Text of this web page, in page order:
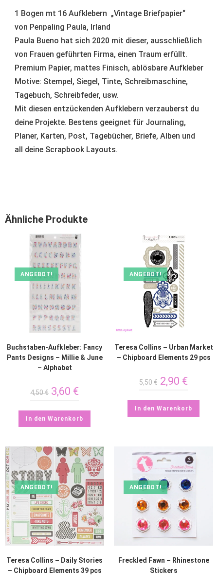
1 Bogen mt 16 Aufklebern „Vintage Briefpapier“
von Penpaling Paula, Irland
Paula Bueno hat sich 2020 mit dieser, ausschließlich
von Frauen geführten Firma, einen Traum erfüllt.
Premium Papier, mattes Finisch, ablösbare Aufkleber
Motive: Stempel, Siegel, Tinte, Schreibmaschine,
Tagebuch, Schreibfeder, usw.
Mit diesen entzückenden Aufklebern verzauberst du
deine Projekte. Bestens geeignet für Journaling,
Planer, Karten, Post, Tagebücher, Briefe, Alben und
all deine Scrapbook Layouts.
Ähnliche Produkte
ANGEBOT!
Buchstaben-Aufkleber: Fancy
Pants Designs – Millie & June
– Alphabet
4,50€ 3,60 €
In den Warenkorb
ANGEBOT!
Teresa Collins – Urban Market
– Chipboard Elements 29 pcs
5,50€ 2,90 €
In den Warenkorb
ANGEBOT!
Teresa Collins – Daily Stories
– Chipboard Elements 39 pcs
ANGEBOT!
Freckled Fawn – Rhinestone
Stickers